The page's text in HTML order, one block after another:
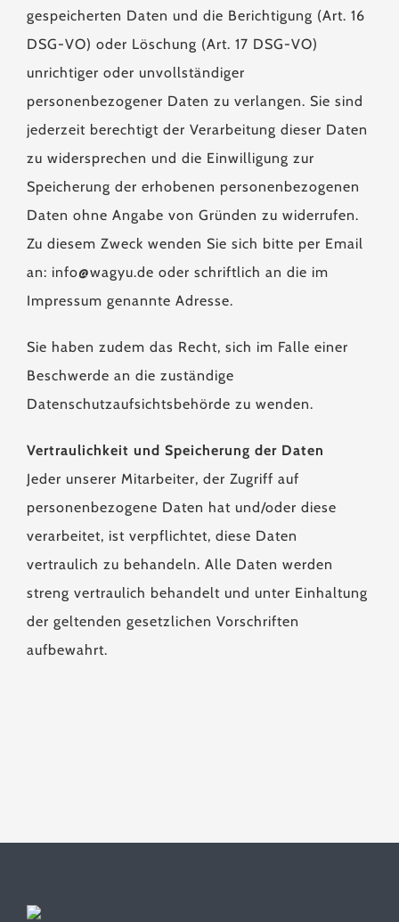
gespeicherten Daten und die Berichtigung (Art. 16
DSG-VO) oder Löschung (Art. 17 DSG-VO)
unrichtiger oder unvollständiger
personenbezogener Daten zu verlangen. Sie sind
jederzeit berechtigt der Verarbeitung dieser Daten
zu widersprechen und die Einwilligung zur
Speicherung der erhobenen personenbezogenen
Daten ohne Angabe von Gründen zu widerrufen.
Zu diesem Zweck wenden Sie sich bitte per Email
an: info@wagyu.de oder schriftlich an die im
Impressum genannte Adresse.
Sie haben zudem das Recht, sich im Falle einer
Beschwerde an die zuständige
Datenschutzaufsichtsbehörde zu wenden.
Vertraulichkeit und Speicherung der Daten
Jeder unserer Mitarbeiter, der Zugriff auf
personenbezogene Daten hat und/oder diese
verarbeitet, ist verpflichtet, diese Daten
vertraulich zu behandeln. Alle Daten werden
streng vertraulich behandelt und unter Einhaltung
der geltenden gesetzlichen Vorschriften
aufbewahrt.